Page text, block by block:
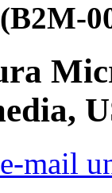
mail